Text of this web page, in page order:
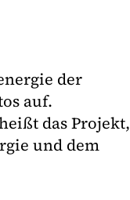
der
auf.
das Projekt,
und dem